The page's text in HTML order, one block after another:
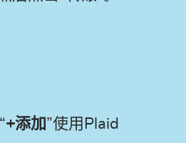
+添加”使用Plaid